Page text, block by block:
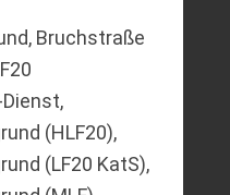
Bruchstraße
Dienst,
(HLF20),
(LF20 KatS),